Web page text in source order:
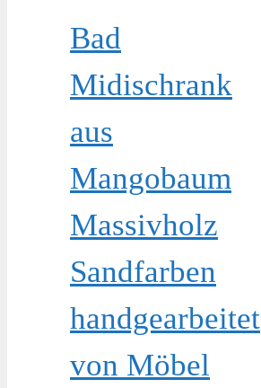
Bad
Midischrank
aus
Mangobaum
Massivholz
Sandfarben
handgearbeitet
von Möbel